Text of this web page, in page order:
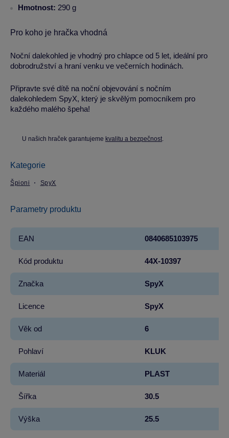
Hmotnost: 290 g
Pro koho je hračka vhodná
Noční dalekohled je vhodný pro chlapce od 5 let, ideální pro
dobrodružství a hraní venku ve večerních hodinách.
Připravte své dítě na noční objevování s nočním
dalekohledem SpyX, který je skvělým pomocníkem pro
každého malého špeha!
U našich hraček garantujeme kvalitu a bezpečnost.
Kategorie
Špioni SpyX
Parametry produktu
EAN 0840685103975
Kód produktu 44X-10397
Značka SpyX
Licence SpyX
Věk od 6
Pohlaví KLUK
Materiál PLAST
Šířka 30.5
Výška 25.5